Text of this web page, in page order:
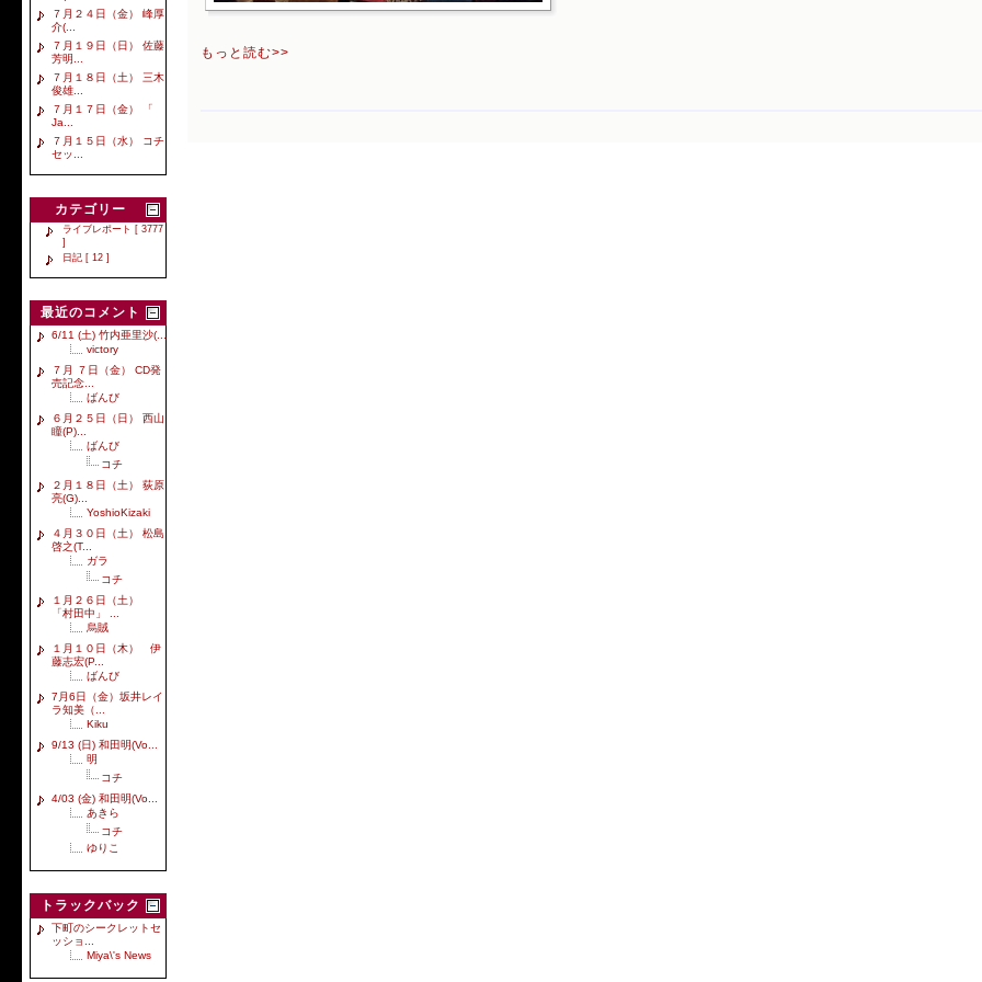
７月２４日（金） 峰厚
介(...
７月１９日（日） 佐藤
芳明...
７月１８日（土） 三木
俊雄...
７月１７日（金） 「
Ja...
７月１５日（水） コチ
セッ...
カテゴリー
ライブレポート [ 3777
]
日記 [ 12 ]
最近のコメント
6/11 (土) 竹内亜里沙(...
victory
７月 ７日（金） CD発
売記念...
ばんび
６月２５日（日） 西山
瞳(P)...
ばんび
コチ
２月１８日（土） 荻原
亮(G)...
YoshioKizaki
４月３０日（土） 松島
啓之(T...
ガラ
コチ
１月２６日（土）
「村田中」 ...
烏賊
１月１０日（木） 伊
藤志宏(P...
ばんび
7月6日（金）坂井レイ
ラ知美（...
Kiku
9/13 (日) 和田明(Vo...
明
コチ
4/03 (金) 和田明(Vo...
あきら
コチ
ゆりこ
トラックバック
下町のシークレットセ
ッショ...
Miya\'s News
もっと読む>>